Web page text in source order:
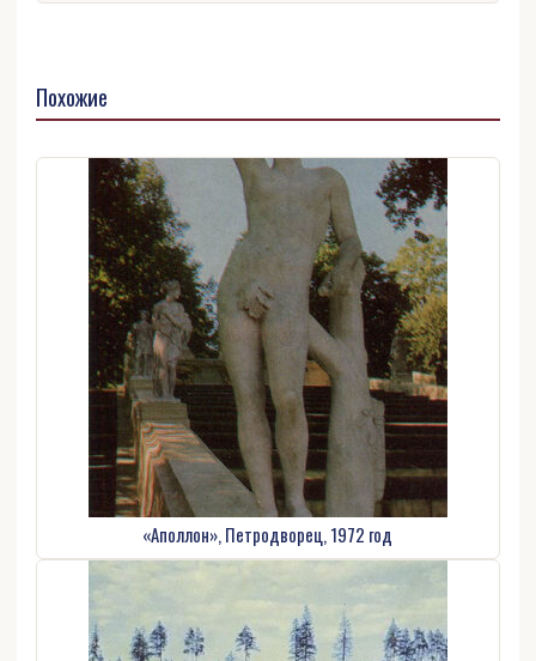
Похожие
«Аполлон», Петродворец, 1972 год